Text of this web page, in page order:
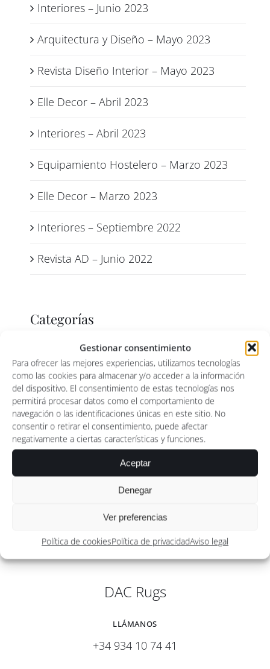
Gestionar consentimiento
Para ofrecer las mejores experiencias, utilizamos tecnologías
como las cookies para almacenar y/o acceder a la información
del dispositivo. El consentimiento de estas tecnologías nos
permitirá procesar datos como el comportamiento de
navegación o las identificaciones únicas en este sitio. No
consentir o retirar el consentimiento, puede afectar
negativamente a ciertas características y funciones.
Aceptar
Denegar
Ver preferencias
Política de cookiesPolítica de privacidadAviso legal
Interiores – Junio 2023
Arquitectura y Diseño – Mayo 2023
Revista Diseño Interior – Mayo 2023
Elle Decor – Abril 2023
Interiores – Abril 2023
Equipamiento Hostelero – Marzo 2023
Elle Decor – Marzo 2023
Interiores – Septiembre 2022
Revista AD – Junio 2022
Categorías
DAC Rugs
LLÁMANOS
+34 934 10 74 41